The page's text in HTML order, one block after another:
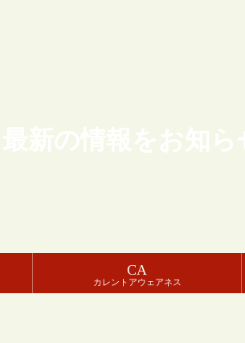
新の情報をお知
CA
カレントアウェアネス